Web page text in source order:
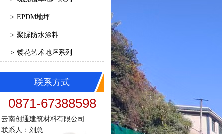
> EPDM地坪
> 聚脲防水涂料
> 镂花艺术地坪系列
联系方式
0871-67388598
云南创通建筑材料有限公司
联系人：刘总